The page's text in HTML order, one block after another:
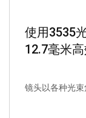
使用3535
12.7毫米
镜头以各种光束